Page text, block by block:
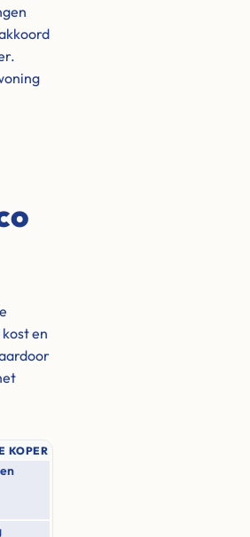
en
KOPER